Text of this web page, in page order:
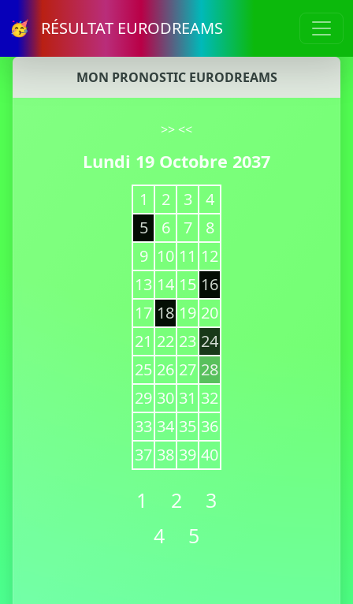
🥳 RÉSULTAT EURODREAMS
MON PRONOSTIC EURODREAMS
>> <<
Lundi 19 Octobre 2037
1 2 3
4
5
6 7
8
9 10 11 12
13 14 15 16
17 18 19 20
21 22 23 24
25 26 27 28
29 30 31 32
33 34 35 36
37 38 39 40
1 2
3
4
5